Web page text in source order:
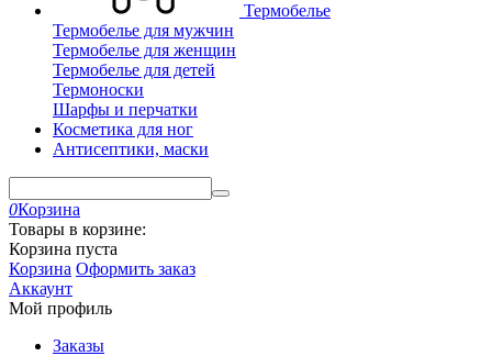
Термобелье
Термобелье для мужчин
Термобелье для женщин
Термобелье для детей
Термоноски
Шарфы и перчатки
Косметика для ног
Антисептики, маски
0Корзина
Товары в корзине:
Корзина пуста
Корзина Оформить заказ
Аккаунт
Мой профиль
Заказы